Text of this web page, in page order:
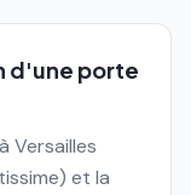
d'une porte
Versailles
et la